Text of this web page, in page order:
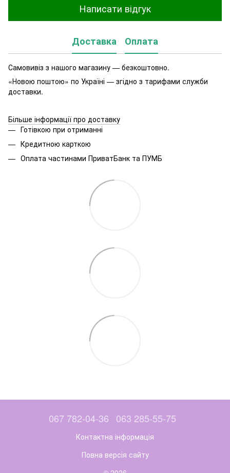
Написати відгук
Доставка Оплата
Самовивіз з нашого магазину — безкоштовно.
«Новою поштою» по Україні — згідно з тарифами служби
доставки.
Більше інформації про доставку
Готівкою при отриманні
Кредитною карткою
Оплата частинами ПриватБанк та ПУМБ
067 782-04-36 063 285-55-75
Контактна інформація
Повна версія сайту